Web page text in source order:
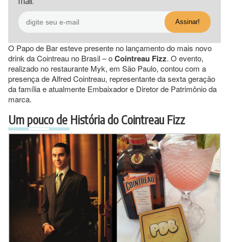
O Papo de Bar esteve presente no lançamento do mais novo
drink da Cointreau no Brasil – oCointreau Fizz. O evento,
realizado no restaurante Myk, em São Paulo, contou com a
presença de Alfred Cointreau, representante da sexta geração
da família e atualmente Embaixador e Diretor de Patrimônio da
marca.
Um pouco de História do Cointreau Fizz